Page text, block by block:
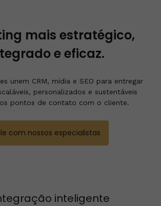
mais estratégico,
e eficaz.
unem CRM, mídia e SEO para entregar
personalizados e sustentáveis
pontos de contato com o cliente.
com nossos especialistas
inteligente